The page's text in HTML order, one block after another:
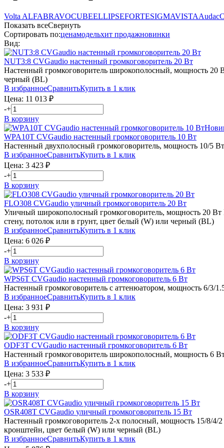
Volta ALFABRAVOCUBEELLIPSEFORTESIGMAVISTAAudac
Показать всеСвернуть
Сортировать по:ценамодельхит продажновинки
Вид:
NUT3:8 CVGaudio настенный громкоговоритель 20 Вт
Настенный громкоговоритель широкополосный, мощность
черный (BL)
В избранноеСравнитьКупить в 1 клик
Цена: 11 013 ₽
-+
В корзину
WPA10T CVGaudio настенный громкоговоритель 10 Вт
Настенный двухполосный громкоговоритель, мощность 10/5
В избранноеСравнитьКупить в 1 клик
Цена: 3 423 ₽
-+
В корзину
FLO308 CVGaudio уличный громкоговоритель 20 Вт
Уличный широкополосный громкоговоритель, мощность 20 Вт
стену, потолок или в грунт, цвет белый (W) или черный (BL)
В избранноеСравнитьКупить в 1 клик
Цена: 6 026 ₽
-+
В корзину
WPS6T CVGaudio настенный громкоговоритель 6 Вт
Настенный громкоговоритель с аттенюатором, мощность 6/3/
В избранноеСравнитьКупить в 1 клик
Цена: 3 931 ₽
-+
В корзину
ODF3T CVGaudio настенный громкоговоритель 6 Вт
Настенный громкоговоритель широкополосный, мощность 6
В избранноеСравнитьКупить в 1 клик
Цена: 3 533 ₽
-+
В корзину
OSR408T CVGaudio уличный громкоговоритель 15 Вт
Настенный громкоговоритель 2-х полосный, мощность 15/8/
кронштейн, цвет белый (W) или черный (BL)
В избранноеСравнитьКупить в 1 клик